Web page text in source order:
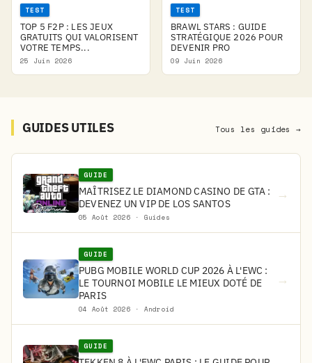
TEST
TOP 5 F2P : LES JEUX
GRATUITS QUI VALORISENT
VOTRE TEMPS...
25 Juin 2026
TEST
BRAWL STARS : GUIDE
STRATÉGIQUE 2026 POUR
DEVENIR PRO
09 Juin 2026
GUIDES UTILES Tous les guides →
GUIDE
MAÎTRISEZ LE DIAMOND CASINO DE GTA :
DEVENEZ UN VIP DE LOS SANTOS
05 Août 2026 · Guides
→
GUIDE
PUBG MOBILE WORLD CUP 2026 À L'EWC :
LE TOURNOI MOBILE LE MIEUX DOTÉ DE
PARIS
04 Août 2026 · Android
→
GUIDE